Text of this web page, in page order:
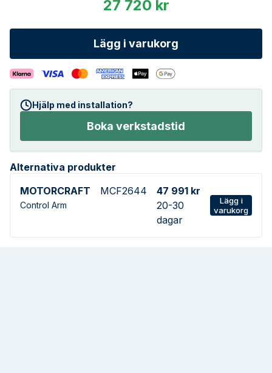
27 720 kr
Lägg i varukorg
Hjälp med installation?
Boka verkstadstid
Alternativa produkter
MOTORCRAFT
MCF2644
Control Arm
47 991 kr
20-30
dagar
Lägg i
varukorg